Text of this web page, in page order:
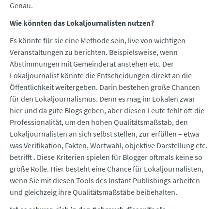
Genau.
Wie könnten das Lokaljournalisten nutzen?
Es könnte für sie eine Methode sein, live von wichtigen
Veranstaltungen zu berichten. Beispielsweise, wenn
Abstimmungen mit Gemeinderat anstehen etc. Der
Lokaljournalist könnte die Entscheidungen direkt an die
Öffentlichkeit weitergeben. Darin bestehen große Chancen
für den Lokaljournalismus. Denn es mag im Lokalen zwar
hier und da gute Blogs geben, aber diesen Leute fehlt oft die
Professionalität, um den hohen Qualitätsmaßstab, den
Lokaljournalisten an sich selbst stellen, zur erfüllen – etwa
was Verifikation, Fakten, Wortwahl, objektive Darstellung etc.
betrifft . Diese Kriterien spielen für Blogger oftmals keine so
große Rolle. Hier besteht eine Chance für Lokaljournalisten,
wenn Sie mit diesen Tools des Instant Publishings arbeiten
und gleichzeig ihre Qualitätsmaßstäbe beibehalten.